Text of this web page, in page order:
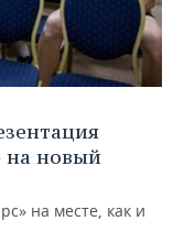
на новый
на месте, как и